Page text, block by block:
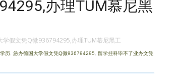
办理TUM慕尼黑
学假文凭Q微936794295,办理TUM慕尼黑工
历 急办德国大学假文凭Q微936794295
留学挂科毕不了业办文凭